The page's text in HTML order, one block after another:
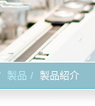
製品 製品紹介